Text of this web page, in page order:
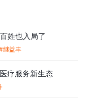
姓也入局了
继益丰
疗服务新生态